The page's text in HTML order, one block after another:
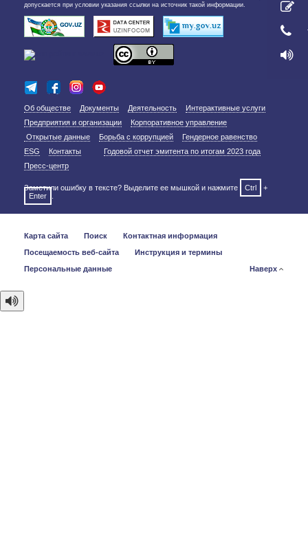
допускается при условии указания ссылки на источник такой информации.
Об обществе Документы Деятельность
Интерактивные услуги
Предприятия и организации
Корпоративное управление
Открытые данные
Борьба с коррупцией
Гендерное равенство
ESG
Контакты
Годовой отчет эмитента по итогам 2023 года
Пресс-центр
Заметили ошибку в тексте? Выделите ее мышкой и нажмите Ctrl
+
Enter
Карта сайта Поиск
Контактная информация
Посещаемость веб-сайта
Инструкция и термины
Персональные данные
Наверх